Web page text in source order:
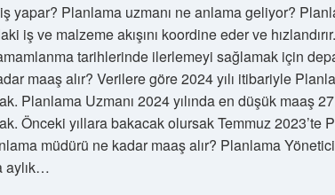
yapar? Planlama uzmanı ne anlama geliyor?
iş ve malzeme akışını koordine eder ve
tarihlerinde ilerlemeyi sağlamak için
maaş alır? Verilere göre 2024 yılı itibariyle
Planlama Uzmanı 2024 yılında en düşük maaş
Önceki yıllara bakacak olursak Temmuz 2023’te
müdürü ne kadar maaş alır? Planlama
aylık…